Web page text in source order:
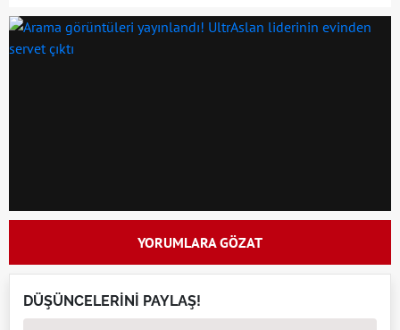
YORUMLARA GÖZAT
DÜŞÜNCELERİNİ PAYLAŞ!